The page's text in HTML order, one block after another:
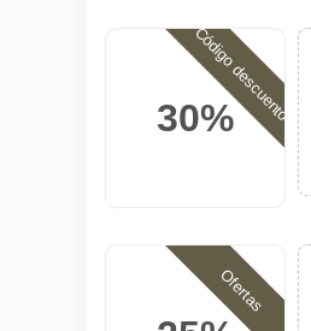
30%
Código descuento
Ofertas